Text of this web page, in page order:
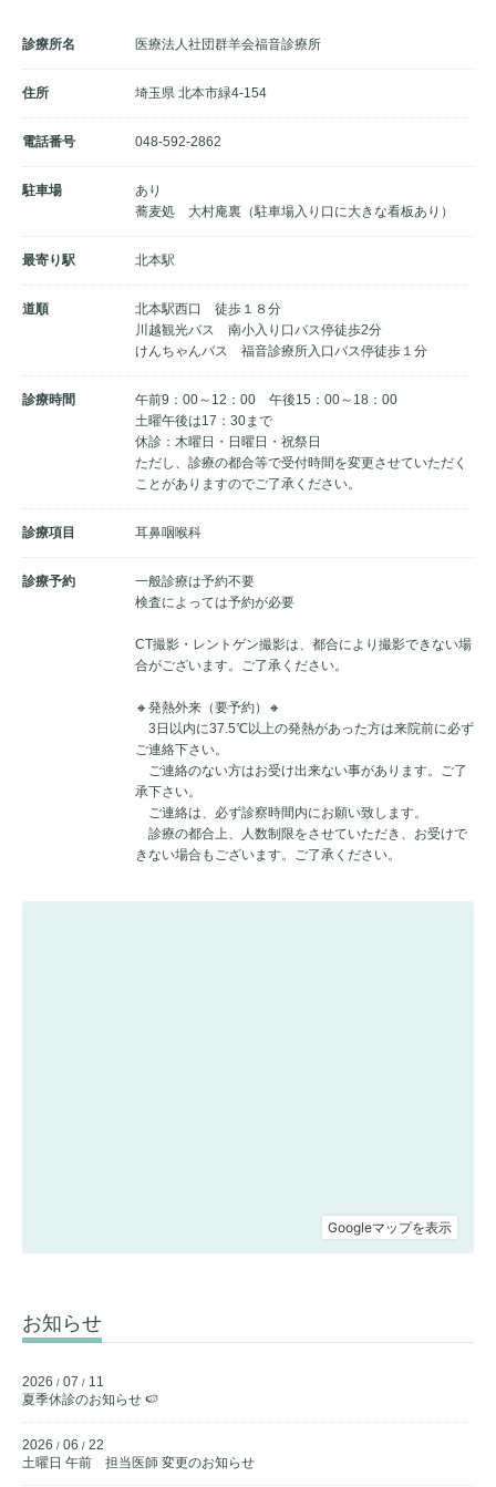
診療所名 医療法人社団群羊会福音診療所
住所 埼玉県 北本市緑4-154
電話番号 048-592-2862
駐車場
あり
蕎麦処 大村庵裏（駐車場入り口に大きな看板あり）
最寄り駅 北本駅
道順
北本駅西口 徒歩１８分
川越観光バス 南小入り口バス停徒歩2分
けんちゃんバス 福音診療所入口バス停徒歩１分
診療時間
午前9：00～12：00 午後15：00～18：00
土曜午後は17：30まで
休診：木曜日・日曜日・祝祭日
ただし、診療の都合等で受付時間を変更させていただく
ことがありますのでご了承ください。
診療項目 耳鼻咽喉科
診療予約
一般診療は予約不要
検査によっては予約が必要
CT撮影・レントゲン撮影は、都合により撮影できない場
合がございます。ご了承ください。
🔸発熱外来（要予約）🔸
3日以内に37.5℃以上の発熱があった方は来院前に必ず
ご連絡下さい。
ご連絡のない方はお受け出来ない事があります。ご了
承下さい。
ご連絡は、必ず診察時間内にお願い致します。
診療の都合上、人数制限をさせていただき、お受けで
きない場合もございます。ご了承ください。
お知らせ
2026 / 07 / 11
夏季休診のお知らせ 🍉
2026 / 06 / 22
土曜日 午前 担当医師 変更のお知らせ